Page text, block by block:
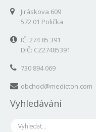
Jiráskova 609
572 01 Polička
IČ: 274 85 391
DIČ: CZ27485391
730 894 069
obchod@medicton.com
Vyhledávání